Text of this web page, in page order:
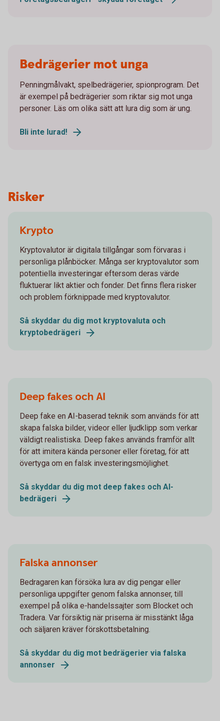
Bedrägerier mot unga
Penningmålvakt, spelbedrägerier, spionprogram. Det
är exempel på bedrägerier som riktar sig mot unga
personer. Läs om olika sätt att lura dig som är ung.
Bli inte lurad!
Risker
Krypto
Kryptovalutor är digitala tillgångar som förvaras i
personliga plånböcker. Många ser kryptovalutor som
potentiella investeringar eftersom deras värde
fluktuerar likt aktier och fonder. Det finns flera risker
och problem förknippade med kryptovalutor.
Så skyddar du dig mot kryptovaluta och
kryptobedrägeri
Deep fakes och AI
Deep fake en AI-baserad teknik som används för att
skapa falska bilder, videor eller ljudklipp som verkar
väldigt realistiska. Deep fakes används framför allt
för att imitera kända personer eller företag, för att
övertyga om en falsk investeringsmöjlighet.
Så skyddar du dig mot deep fakes och AI-
bedrägeri
Falska annonser
Bedragaren kan försöka lura av dig pengar eller
personliga uppgifter genom falska annonser, till
exempel på olika e-handelssajter som Blocket och
Tradera. Var försiktig när priserna är misstänkt låga
och säljaren kräver förskottsbetalning.
Så skyddar du dig mot bedrägerier via falska
annonser